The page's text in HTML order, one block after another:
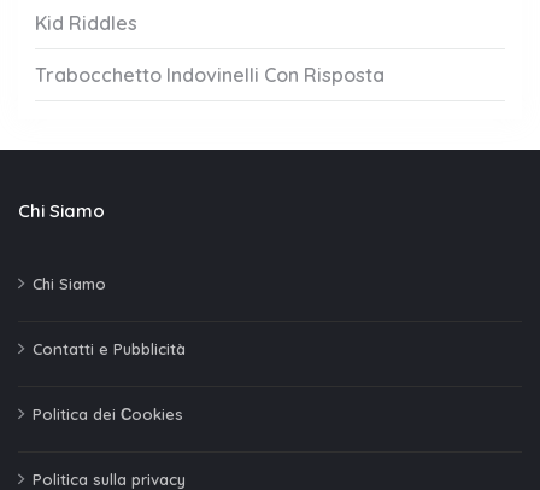
Kid Riddles
Trabocchetto Indovinelli Con Risposta
Chi Siamo
Chi Siamo
Contatti e Pubblicità
Politica dei Сookies
Politica sulla privacy